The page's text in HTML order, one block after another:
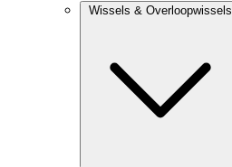
Wissels & Overloopwissels